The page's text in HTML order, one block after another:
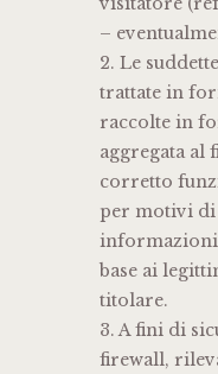
–
2. Le
trattate in
raccolte in
aggregata al
corretto
per motivi di
informazioni
base ai
titolare.
3. A fini di
firewall,